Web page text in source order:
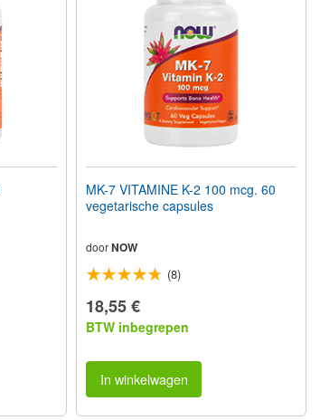
MK-7 VITAMINE K-2 100 mcg. 60
vegetarische capsules
doorNOW
(8)
18,55 €
BTW inbegrepen
In winkelwagen